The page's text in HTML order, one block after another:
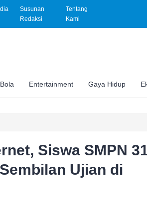
Susunan
Redaksi
Tentang
Kami
Bola Entertainment Gaya Hidup
Siswa SMPN
Ujian di